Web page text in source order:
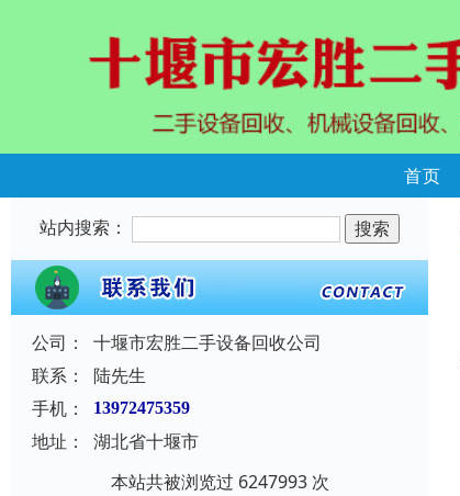
首页
站内搜索：
公司：
十堰市宏胜二手设备回收公司
联系：
陆先生
手机：
13972475359
地址：
湖北省十堰市
本站共被浏览过 6247993 次